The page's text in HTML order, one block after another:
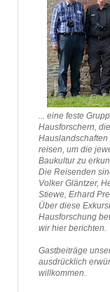
... eine feste
Hausforschern,
reisen, um die
Baukultur zu
Die Reisenden
Volker Gläntzer,
Stiewe, Erhard
Über diese
Hausforschung
wir hier berichten.
Gastbeiträge
ausdrücklich
willkommen.